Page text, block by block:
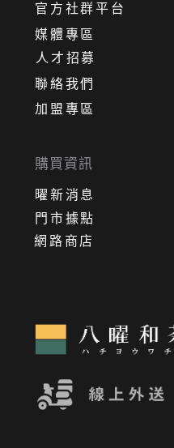
人才招募
官方社群平台
媒體專區
網路商店
門市據點
曜新消息
購買資訊
聯絡我們
加盟專區